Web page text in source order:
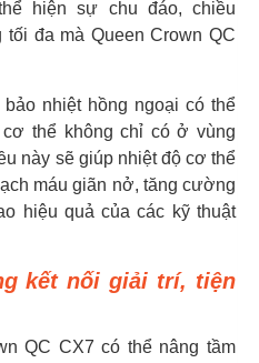
hiện sự chu đáo, chiều
đa mà Queen Crown QC
nhiệt hồng ngoại có thể
thể không chỉ có ở vùng
này sẽ giúp nhiệt độ cơ thể
máu giãn nở, tăng cường
hiệu quả của các kỹ thuật
kết nối giải trí, tiện
QC CX7 có thể nâng tầm